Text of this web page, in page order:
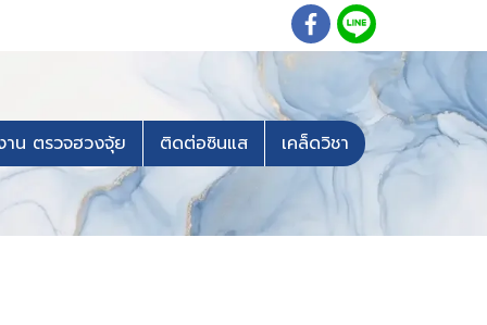
าน ตรวจฮวงจุ้ย ติดต่อซินแส เคล็ดวิชา